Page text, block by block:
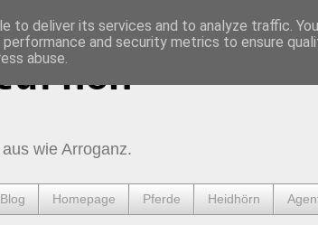
wie Arroganz.
Homepage Pferde Heidhörn
to deliver its services and to analyze traffic.
and security metrics to ensure
abuse.